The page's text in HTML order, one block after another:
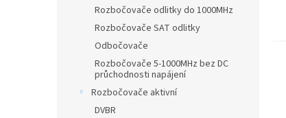
Rozbočovače odlitky do 1000MHz
Rozbočovače SAT odlitky
Odbočovače
Rozbočovače 5-1000MHz bez DC
průchodnosti napájení
Rozbočovače aktivní
DVBR